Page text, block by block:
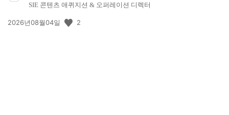
SIE 콘텐츠 애퀴지션 & 오퍼레이션 디렉터
공
2026년08월04일 2